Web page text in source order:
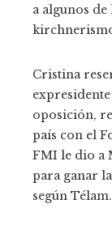
a algunos
Cristina
oposición,
país con el
FMI le dio a
para ganar
según Télam.